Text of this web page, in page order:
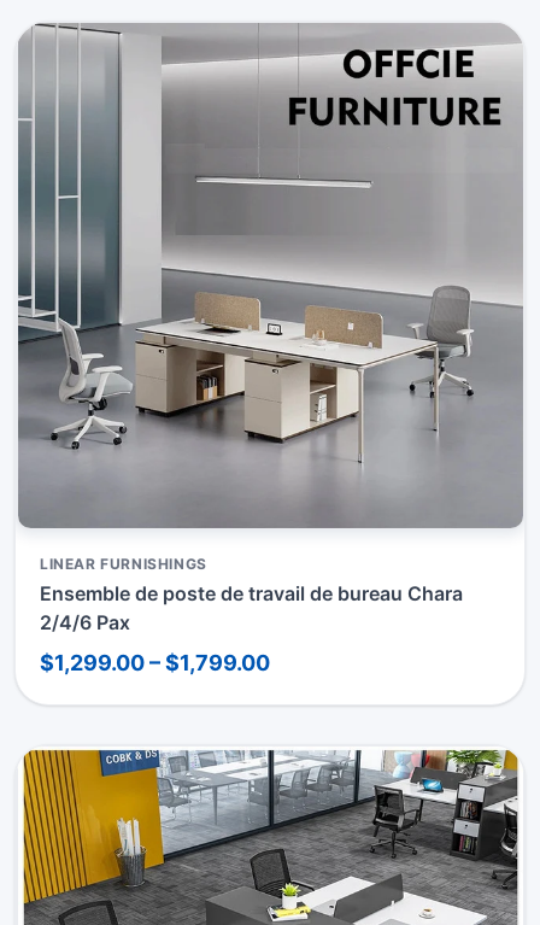
LINEAR FURNISHINGS
Ensemble de poste de travail de bureau Chara
2/4/6 Pax
$1,299.00 – $1,799.00